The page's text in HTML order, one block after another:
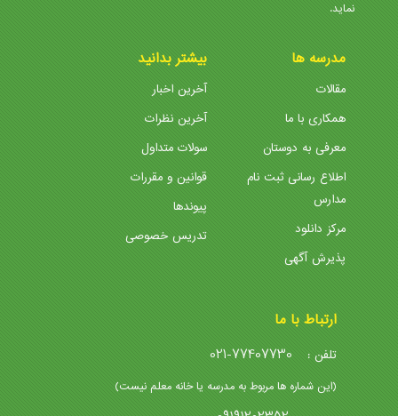
نماید.
مدرسه ها
مقالات
همکاری با ما
معرفی به دوستان
اطلاع رسانی ثبت نام
مدارس
مرکز دانلود
پذیرش آگهی
بیشتر بدانید
آخرین اخبار
آخرین نظرات
سولات متداول
قوانین و مقررات
پیوندها
تدریس خصوصی
ارتباط با ما
تلفن : 021-77407730
(این شماره ها مربوط به مدرسه یا خانه معلم نیست)